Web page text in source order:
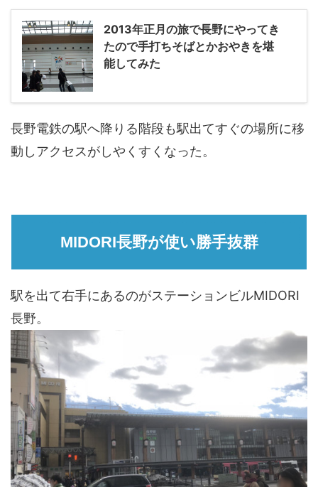
2013年正月の旅で長野にやってき
たので手打ちそばとかおやきを堪
能してみた
長野電鉄の駅へ降りる階段も駅出てすぐの場所に移
動しアクセスがしやくすくなった。
MIDORI長野が使い勝手抜群
駅を出て右手にあるのがステーションビルMIDORI
長野。